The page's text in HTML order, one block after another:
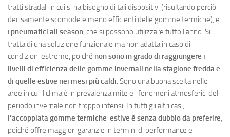
tratti stradali in cui si ha bisogno di tali dispositivi (risultando perciò
decisamente scomode e meno efficienti delle gomme termiche), e
i pneumatici all season, che si possono utilizzare tutto l’anno. Si
tratta di una soluzione funzionale ma non adatta in caso di
condizioni estreme, poiché non sono in grado di raggiungere i
livelli di efficienza delle gomme invernali nella stagione fredda e
di quelle estive nei mesi più caldi. Sono una buona scelta nelle
aree in cui il clima è in prevalenza mite e i fenomeni atmosferici del
periodo invernale non troppo intensi. In tutti gli altri casi,
l’accoppiata gomme termiche-estive è senza dubbio da preferire,
poiché offre maggiori garanzie in termini di performance e